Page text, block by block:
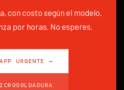
con costo según el modelo.
por horas. No esperes.
URGENTE →